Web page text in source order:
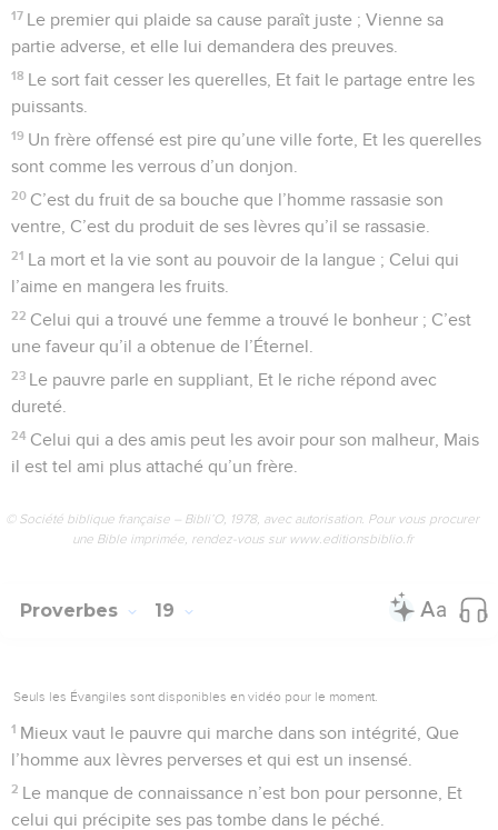
17 Le premier qui plaide sa cause paraît juste ; Vienne sa
partie adverse, et elle lui demandera des preuves.
18 Le sort fait cesser les querelles, Et fait le partage entre les
puissants.
19 Un frère offensé est pire qu’une ville forte, Et les querelles
sont comme les verrous d’un donjon.
20 C’est du fruit de sa bouche que l’homme rassasie son
ventre, C’est du produit de ses lèvres qu’il se rassasie.
21 La mort et la vie sont au pouvoir de la langue ; Celui qui
l’aime en mangera les fruits.
22 Celui qui a trouvé une femme a trouvé le bonheur ; C’est
une faveur qu’il a obtenue de l’Éternel.
23 Le pauvre parle en suppliant, Et le riche répond avec
dureté.
24 Celui qui a des amis peut les avoir pour son malheur, Mais
il est tel ami plus attaché qu’un frère.
© Société biblique française – Bibli’O, 1978, avec autorisation. Pour vous procurer
une Bible imprimée, rendez-vous sur www.editionsbiblio.fr
Proverbes 19
Seuls les Évangiles sont disponibles en vidéo pour le moment.
1 Mieux vaut le pauvre qui marche dans son intégrité, Que
l’homme aux lèvres perverses et qui est un insensé.
2 Le manque de connaissance n’est bon pour personne, Et
celui qui précipite ses pas tombe dans le péché.